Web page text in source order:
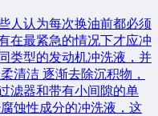
人认为每次换油前都必须
在最紧急的情况下才应冲
类型的发动机冲洗液，并
清洁 逐渐去除沉积物，
滤器和带有小间隙的单
蚀性成分的冲洗液，这